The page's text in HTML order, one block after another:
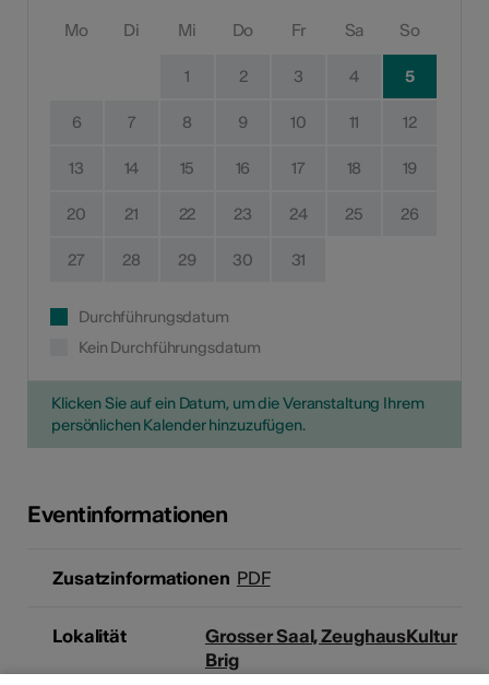
Mo Di Mi Do Fr Sa So
1 2 3 4 5
6 7 8 9 10 11 12
13 14 15 16 17 18 19
20 21 22 23 24 25 26
27 28 29 30 31
Durchführungsdatum
Kein Durchführungsdatum
Klicken Sie auf ein Datum, um die Veranstaltung Ihrem
persönlichen Kalender hinzuzufügen.
Eventinformationen
Zusatzinformationen PDF
Lokalität
Grosser Saal, ZeughausKultur
Brig